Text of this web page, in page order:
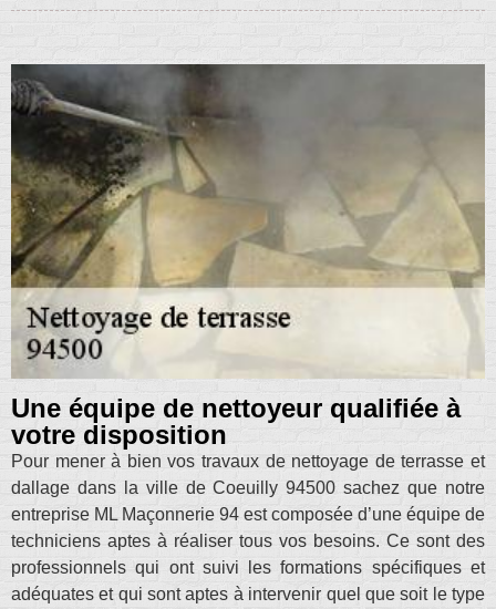
Une équipe de nettoyeur qualifiée à
votre disposition
Pour mener à bien vos travaux de nettoyage de terrasse et
dallage dans la ville de Coeuilly 94500 sachez que notre
entreprise ML Maçonnerie 94 est composée d’une équipe de
techniciens aptes à réaliser tous vos besoins. Ce sont des
professionnels qui ont suivi les formations spécifiques et
adéquates et qui sont aptes à intervenir quel que soit le type